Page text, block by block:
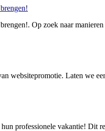
Op zoek naar
websitepromotie. Laten we
professionele vakantie! Dit